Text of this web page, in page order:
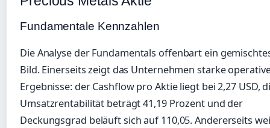
Fundamentale Kennzahlen
Die Analyse der Fundamentals offenbart ein
Bild. Einerseits zeigt das Unternehmen starke
Ergebnisse: der Cashflow pro Aktie liegt bei 2,27 USD,
Umsatzrentabilität beträgt 41,19 Prozent und der
Deckungsgrad beläuft sich auf 110,05. Andererseits